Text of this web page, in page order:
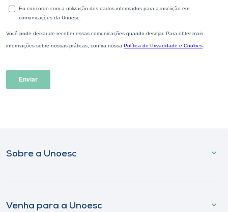
Sobre a Unoesc
Venha para a Unoesc